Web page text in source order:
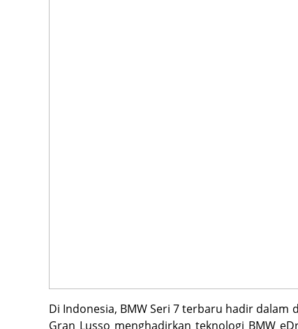
Di Indonesia, BMW Seri 7 terbaru hadir dalam
Gran Lusso menghadirkan teknologi BMW